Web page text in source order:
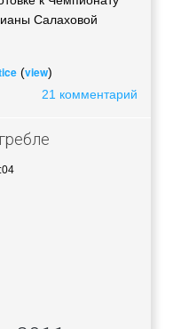
Салаховой
(view)
21 комментарий